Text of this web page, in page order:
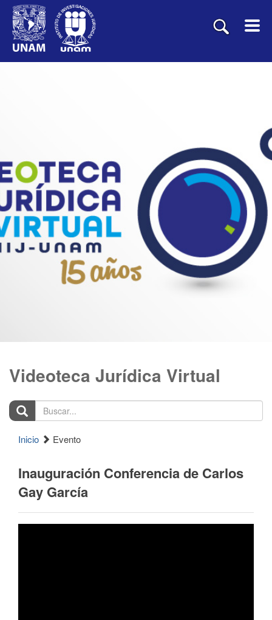
Videoteca Jurídica Virtual
Buscar...
Inicio Evento
Inauguración Conferencia de Carlos
Gay García